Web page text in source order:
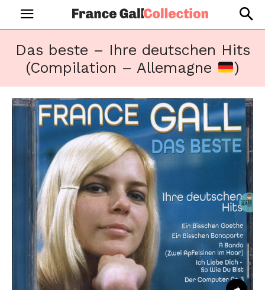
Das beste – Ihre deutschen Hits
(Compilation – Allemagne
)